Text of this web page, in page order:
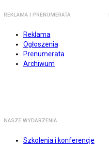
REKLAMA I PRENUMERATA
Reklama
Ogłoszenia
Prenumerata
Archiwum
NASZE WYDARZENIA
Szkolenia i konferencje